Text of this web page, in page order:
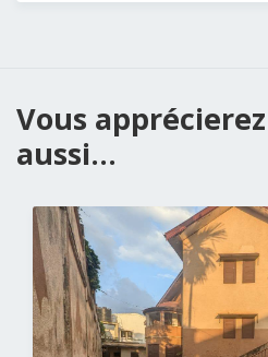
Vous
aussi...